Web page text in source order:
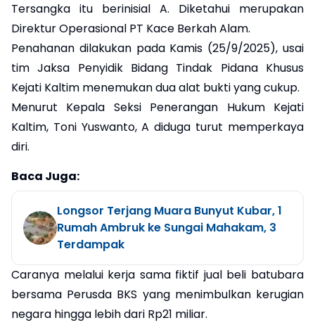
Tersangka itu berinisial A. Diketahui merupakan
Direktur Operasional PT Kace Berkah Alam.
Penahanan dilakukan pada Kamis (25/9/2025), usai
tim Jaksa Penyidik Bidang Tindak Pidana Khusus
Kejati Kaltim menemukan dua alat bukti yang cukup.
Menurut Kepala Seksi Penerangan Hukum Kejati
Kaltim, Toni Yuswanto, A diduga turut memperkaya
diri.
Baca Juga:
Longsor Terjang Muara Bunyut Kubar, 1
Rumah Ambruk ke Sungai Mahakam, 3
Terdampak
Caranya melalui kerja sama fiktif jual beli batubara
bersama Perusda BKS yang menimbulkan kerugian
negara hingga lebih dari Rp21 miliar.